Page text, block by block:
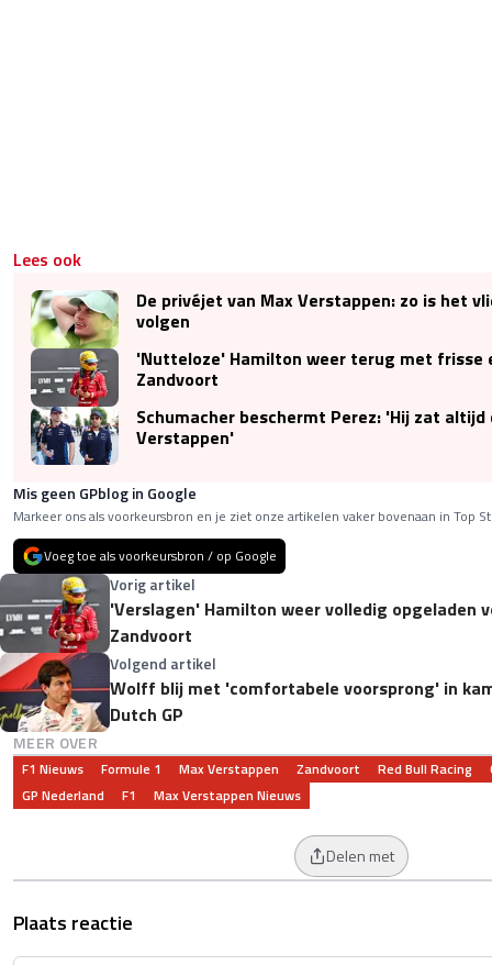
Lees ook
De privéjet van Max Verstappen: zo is het
volgen
'Nutteloze' Hamilton weer terug met frisse
Zandvoort
Schumacher beschermt Perez: 'Hij zat
Verstappen'
Mis geen GPblog in Google
Markeer ons als voorkeursbron en je ziet onze artikelen vaker bovenaan in Top
Voeg toe als voorkeursbron / op Google
Vorig artikel
'Verslagen' Hamilton weer volledig opgeladen
Zandvoort
Volgend artikel
Wolff blij met 'comfortabele voorsprong' in
Dutch GP
MEER OVER
F1 Nieuws Formule 1 Max Verstappen Zandvoort Red Bull Racing
GP Nederland
F1 Max Verstappen Nieuws
Delen met
Plaats reactie